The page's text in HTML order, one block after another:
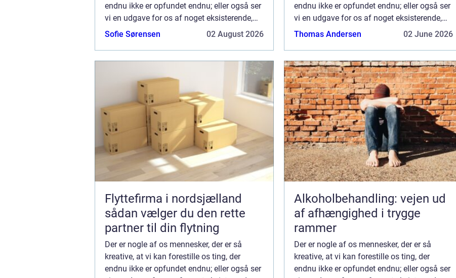
endnu ikke er opfundet endnu; eller også ser
vi en udgave for os af noget eksisterende,
som der endnu ikke har set dagens lys, men
Sofie Sørensen 02 August 2026
endnu ikke er opfundet endnu; eller også ser
vi en udgave for os af noget eksisterende,
som der endnu ikke har set dagens lys, men
Thomas Andersen 02 June 2026
Flyttefirma i nordsjælland
sådan vælger du den rette
partner til din flytning
Der er nogle af os mennesker, der er så
kreative, at vi kan forestille os ting, der
endnu ikke er opfundet endnu; eller også ser
Alkoholbehandling: vejen ud
af afhængighed i trygge
rammer
Der er nogle af os mennesker, der er så
kreative, at vi kan forestille os ting, der
endnu ikke er opfundet endnu; eller også ser